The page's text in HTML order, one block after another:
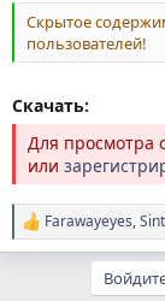
Скрытое
пользователей!
Скачать:
Для просмотра
или
Р
е
Farawayeyes,Sint